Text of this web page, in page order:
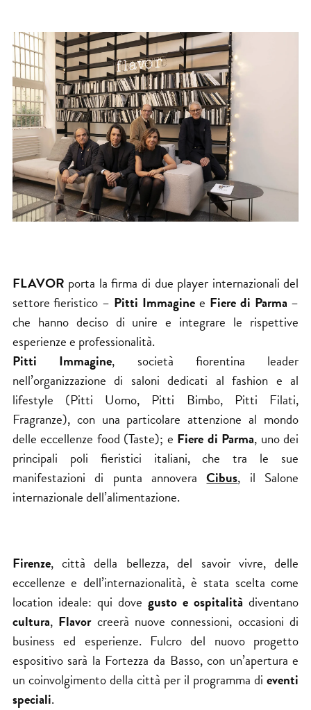
FLAVOR porta la firma di due player internazionali del
settore fieristico – Pitti Immagine e Fiere di Parma –
che hanno deciso di unire e integrare le rispettive
esperienze e professionalità.
Pitti Immagine, società fiorentina leader
nell’organizzazione di saloni dedicati al fashion e al
lifestyle (Pitti Uomo, Pitti Bimbo, Pitti Filati,
Fragranze), con una particolare attenzione al mondo
delle eccellenze food (Taste); e Fiere di Parma, uno dei
principali poli fieristici italiani, che tra le sue
manifestazioni di punta annoveraCibus, il Salone
internazionale dell’alimentazione.
Firenze, città della bellezza, del savoir vivre, delle
eccellenze e dell’internazionalità, è stata scelta come
location ideale: qui dovegusto e ospitalità diventano
cultura, Flavorcreerà nuove connessioni, occasioni di
business ed esperienze. Fulcro del nuovo progetto
espositivo sarà la Fortezza da Basso, con un’apertura e
un coinvolgimento della città per il programma dieventi
speciali.